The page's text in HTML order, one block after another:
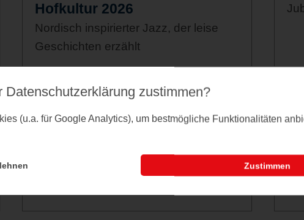
Hofkultur 2026
Nordisch inspirierter Jazz, der leise
Geschichten erzählt
Datenschutz­erklärung zustimmen?
(u.a. für Google Analytics), um bestmögliche Funktionalitäten
Zustimmen